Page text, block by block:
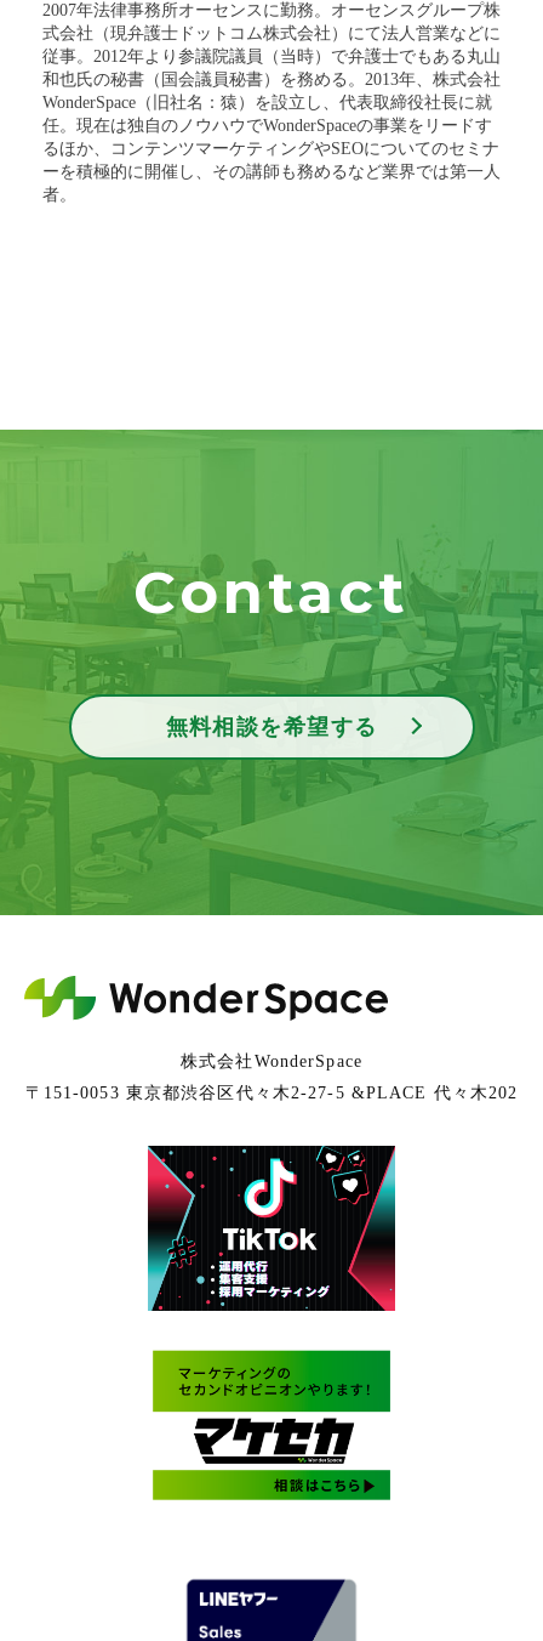
2007年法律事務所オーセンスに勤務。オーセンスグループ株
式会社（現弁護士ドットコム株式会社）にて法人営業などに
従事。2012年より参議院議員（当時）で弁護士でもある丸山
和也氏の秘書（国会議員秘書）を務める。2013年、株式会社
WonderSpace（旧社名：猿）を設立し、代表取締役社長に就
任。現在は独自のノウハウでWonderSpaceの事業をリードす
るほか、コンテンツマーケティングやSEOについてのセミナ
ーを積極的に開催し、その講師も務めるなど業界では第一人
者。
Contact
無料相談を希望する
株式会社WonderSpace
〒151-0053 東京都渋谷区代々木2-27-5 &PLACE 代々木202